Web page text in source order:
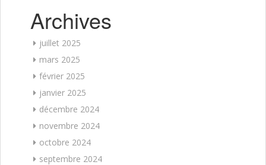
Archives
juillet 2025
mars 2025
février 2025
janvier 2025
décembre 2024
novembre 2024
octobre 2024
septembre 2024